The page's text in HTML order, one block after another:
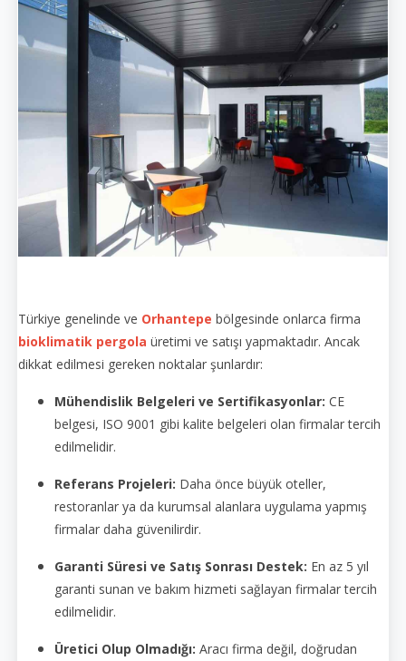
Türkiye genelinde ve Orhantepe bölgesinde onlarca firma
bioklimatik pergola üretimi ve satışı yapmaktadır. Ancak
dikkat edilmesi gereken noktalar şunlardır:
Mühendislik Belgeleri ve Sertifikasyonlar: CE
belgesi, ISO 9001 gibi kalite belgeleri olan firmalar tercih
edilmelidir.
Referans Projeleri: Daha önce büyük oteller,
restoranlar ya da kurumsal alanlara uygulama yapmış
firmalar daha güvenilirdir.
Garanti Süresi ve Satış Sonrası Destek: En az 5 yıl
garanti sunan ve bakım hizmeti sağlayan firmalar tercih
edilmelidir.
Üretici Olup Olmadığı: Aracı firma değil, doğrudan